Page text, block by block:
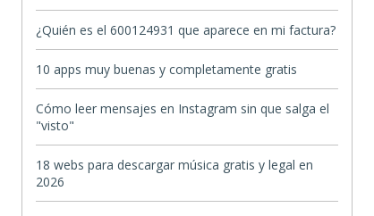
¿Quién es el 600124931 que aparece en mi factura?
10 apps muy buenas y completamente gratis
Cómo leer mensajes en Instagram sin que salga el
"visto"
18 webs para descargar música gratis y legal en
2026